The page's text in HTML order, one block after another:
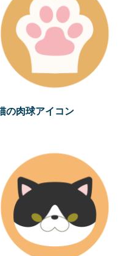
の肉球アイコン